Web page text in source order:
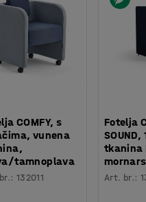
COMFY, s
vunena
tamnoplava
: 132011
Fotelja
tkanina
Art. br.: